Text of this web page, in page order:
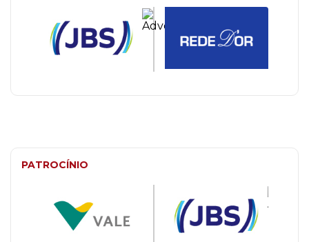
PATROCÍNIO